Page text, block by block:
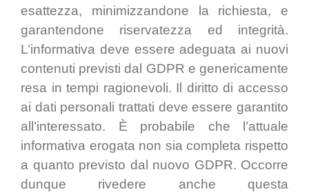
esattezza, minimizzandone la richiesta, e
garantendone riservatezza ed integrità.
L’informativa deve essere adeguata ai nuovi
contenuti previsti dal GDPR e genericamente
resa in tempi ragionevoli. Il diritto di accesso
ai dati personali trattati deve essere garantito
all’interessato. È probabile che l’attuale
informativa erogata non sia completa rispetto
a quanto previsto dal nuovo GDPR. Occorre
dunque rivedere anche questa